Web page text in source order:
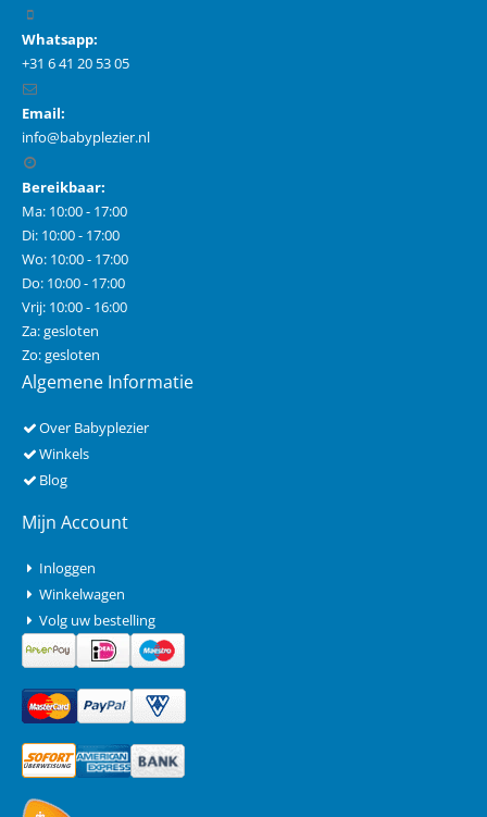
Whatsapp:
+31 6 41 20 53 05
Email:
info@babyplezier.nl
Bereikbaar:
Ma: 10:00 - 17:00
Di: 10:00 - 17:00
Wo: 10:00 - 17:00
Do: 10:00 - 17:00
Vrij: 10:00 - 16:00
Za: gesloten
Zo: gesloten
Algemene Informatie
Over Babyplezier
Winkels
Blog
Mijn Account
Inloggen
Winkelwagen
Volg uw bestelling